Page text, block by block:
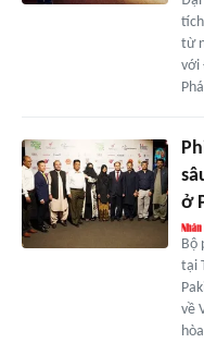
từ
với
ở
Bộ
tại
về